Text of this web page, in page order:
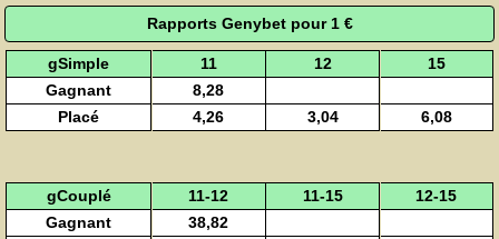
Rapports Genybet pour 1 €
gSimple 11 12
15
Gagnant
8,28
Placé
4,26 3,04 6,08
gCouplé 11-12 11-15
12-15
Gagnant
38,82